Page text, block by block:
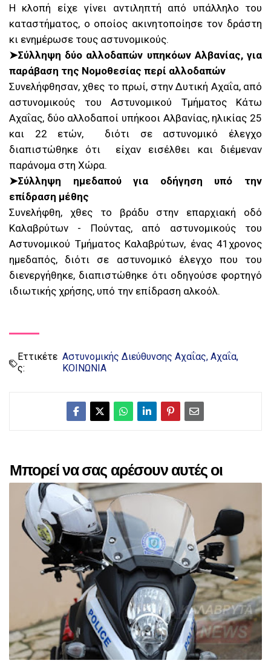
Η κλοπή είχε γίνει αντιληπτή από υπάλληλο του
καταστήματος, ο οποίος ακινητοποίησε τον δράστη
κι ενημέρωσε τους αστυνομικούς.
➤Σύλληψη δύο αλλοδαπών υπηκόων Αλβανίας, για
παράβαση της Νομοθεσίας περί αλλοδαπών
Συνελήφθησαν, χθες το πρωί, στην Δυτική Αχαΐα, από
αστυνομικούς του Αστυνομικού Τμήματος Κάτω
Αχαΐας, δύο αλλοδαποί υπήκοοι Αλβανίας, ηλικίας 25
και 22 ετών, διότι σε αστυνομικό έλεγχο
διαπιστώθηκε ότι είχαν εισέλθει και διέμεναν
παράνομα στη Χώρα.
➤Σύλληψη ημεδαπού για οδήγηση υπό την
επίδραση μέθης
Συνελήφθη, χθες το βράδυ στην επαρχιακή οδό
Καλαβρύτων - Πούντας, από αστυνομικούς του
Αστυνομικού Τμήματος Καλαβρύτων, ένας 41χρονος
ημεδαπός, διότι σε αστυνομικό έλεγχο που του
διενεργήθηκε, διαπιστώθηκε ότι οδηγούσε φορτηγό
ιδιωτικής χρήσης, υπό την επίδραση αλκοόλ.
Εττικέτε
ς:
Αστυνομικής Διεύθυνσης Αχαΐας Αχαΐα
ΚΟΙΝΩΝΙΑ
Μπορεί να σας αρέσουν αυτές οι
αναρτήσεις